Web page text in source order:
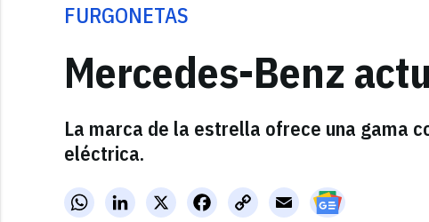
FURGONETAS
Mercedes-Benz
La marca de la estrella ofrece una gama
eléctrica.
WhatsAppLinkedInX FacebookCopy
Link
Email